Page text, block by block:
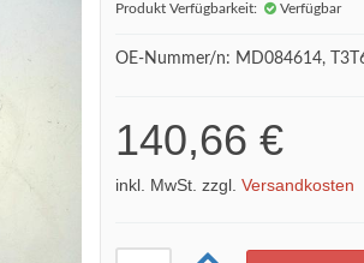
Produkt Verfügbarkeit:
Verfügbar
OE-Nummer/n: MD084614,
140,66 €
inkl. MwSt. zzgl.Versandkosten